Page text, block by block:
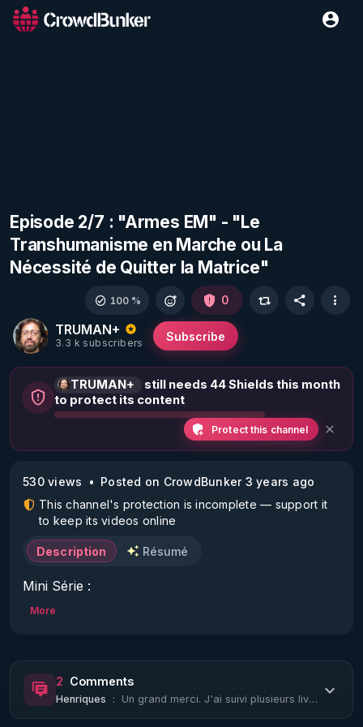
Episode 2/7 : "Armes EM" - "Le
Transhumanisme en Marche ou La
Nécessité de Quitter la Matrice"
TRUMAN+
3.3 k subscribers
Subscribe
100 % 0
TRUMAN+
still needs 44 Shields this month
to protect its content
Protect this channel
530 views
Posted on CrowdBunker 3 years ago
This channel's protection is incomplete — support it
to keep its videos online
Description Résumé
Mini Série :
Episode 2/7 :
"Discussion sur la question des armes
More
2 Comments
Henriques : Un grand merci. J'ai suivi plusieurs lives de TOP SECRET, il y a quelques années...